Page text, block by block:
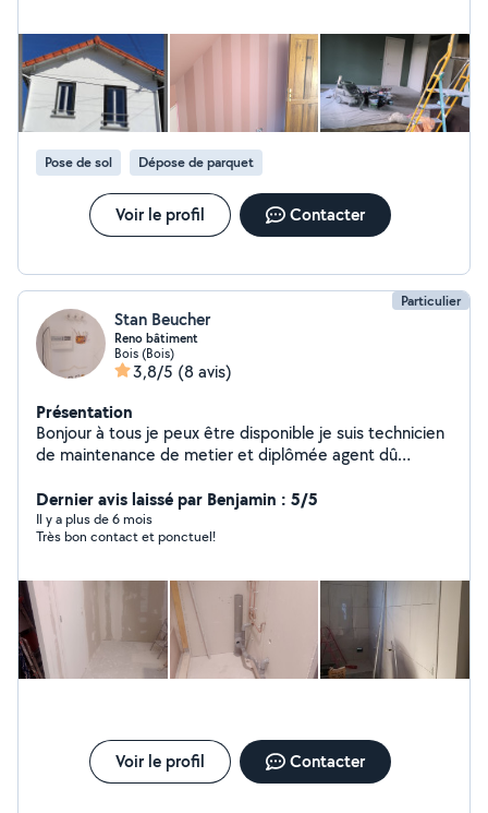
Pose de sol Dépose de parquet
Voir le profil Contacter
Particulier
Stan Beucher
Reno bâtiment
Bois (Bois)
3,8/5 (8 avis)
Présentation
Bonjour à tous je peux être disponible je suis technicien
de maintenance de metier et diplômée agent dû
travaux Aménagement intérieur /extérieur Manutention
Maçonnerie Plomberie Électricité Petite Couverture
Petite Charpente
Dernier avis laissé par Benjamin : 5/5
Il y a plus de 6 mois
Très bon contact et ponctuel!
Voir le profil Contacter